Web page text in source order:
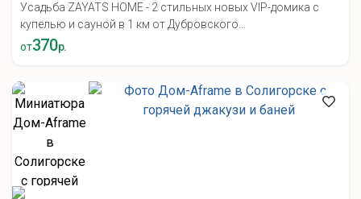
Усадьба ZAYATS HOME - 2 стильных новых VIP-домика с
купелью и сауной в 1 км от Дубровского...
от370р.